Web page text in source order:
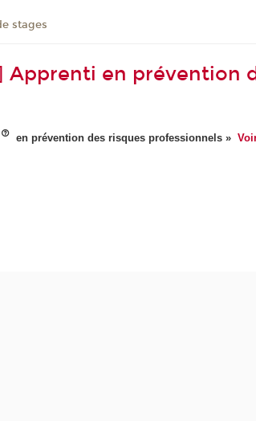
stages
Apprenti en prévention
en prévention des risques professionnels »